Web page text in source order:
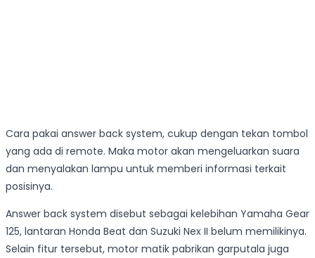
Cara pakai answer back system, cukup dengan tekan tombol
yang ada di remote. Maka motor akan mengeluarkan suara
dan menyalakan lampu untuk memberi informasi terkait
posisinya.
Answer back system disebut sebagai kelebihan Yamaha Gear
125, lantaran Honda Beat dan Suzuki Nex II belum memilikinya.
Selain fitur tersebut, motor matik pabrikan garputala juga